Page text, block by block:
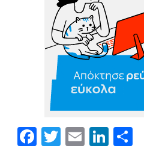
Fa T
E
Li